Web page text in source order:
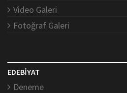
Video Galeri
Fotoğraf Galeri
EDEBİYAT
Deneme